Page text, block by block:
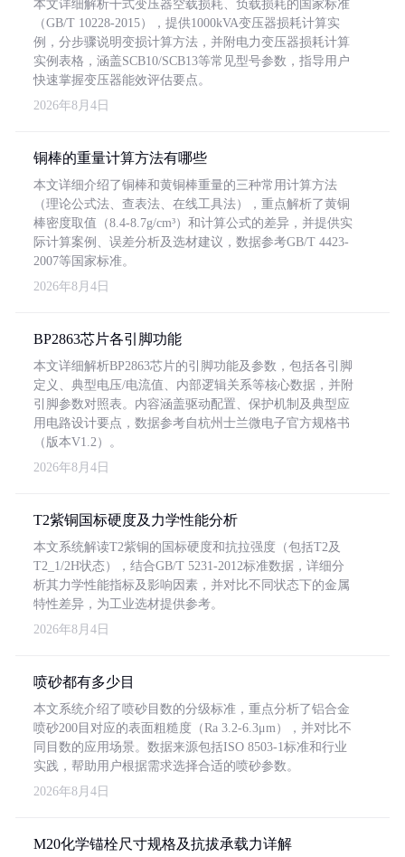
本文详细解析干式变压器空载损耗、负载损耗的国家标准
（GB/T 10228-2015），提供1000kVA变压器损耗计算实
例，分步骤说明变损计算方法，并附电力变压器损耗计算
实例表格，涵盖SCB10/SCB13等常见型号参数，指导用户
快速掌握变压器能效评估要点。
2026年8月4日
铜棒的重量计算方法有哪些
本文详细介绍了铜棒和黄铜棒重量的三种常用计算方法
（理论公式法、查表法、在线工具法），重点解析了黄铜
棒密度取值（8.4-8.7g/cm³）和计算公式的差异，并提供实
际计算案例、误差分析及选材建议，数据参考GB/T 4423-
2007等国家标准。
2026年8月4日
BP2863芯片各引脚功能
本文详细解析BP2863芯片的引脚功能及参数，包括各引脚
定义、典型电压/电流值、内部逻辑关系等核心数据，并附
引脚参数对照表。内容涵盖驱动配置、保护机制及典型应
用电路设计要点，数据参考自杭州士兰微电子官方规格书
（版本V1.2）。
2026年8月4日
T2紫铜国标硬度及力学性能分析
本文系统解读T2紫铜的国标硬度和抗拉强度（包括T2及
T2_1/2H状态），结合GB/T 5231-2012标准数据，详细分
析其力学性能指标及影响因素，并对比不同状态下的金属
特性差异，为工业选材提供参考。
2026年8月4日
喷砂都有多少目
本文系统介绍了喷砂目数的分级标准，重点分析了铝合金
喷砂200目对应的表面粗糙度（Ra 3.2-6.3μm），并对比不
同目数的应用场景。数据来源包括ISO 8503-1标准和行业
实践，帮助用户根据需求选择合适的喷砂参数。
2026年8月4日
M20化学锚栓尺寸规格及抗拔承载力详解